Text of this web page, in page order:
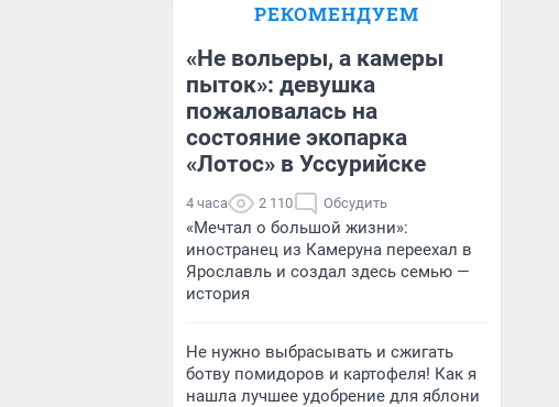
Денис Дедюхин
РЕКОМЕНДУЕМ
«Не вольеры, а камеры
пыток»: девушка
пожаловалась на
состояние экопарка
«Лотос» в Уссурийске
4 часа 2 110 Обсудить
«Мечтал о большой жизни»:
иностранец из Камеруна переехал в
Ярославль и создал здесь семью —
история
Не нужно выбрасывать и сжигать
ботву помидоров и картофеля! Как я
нашла лучшее удобрение для яблони